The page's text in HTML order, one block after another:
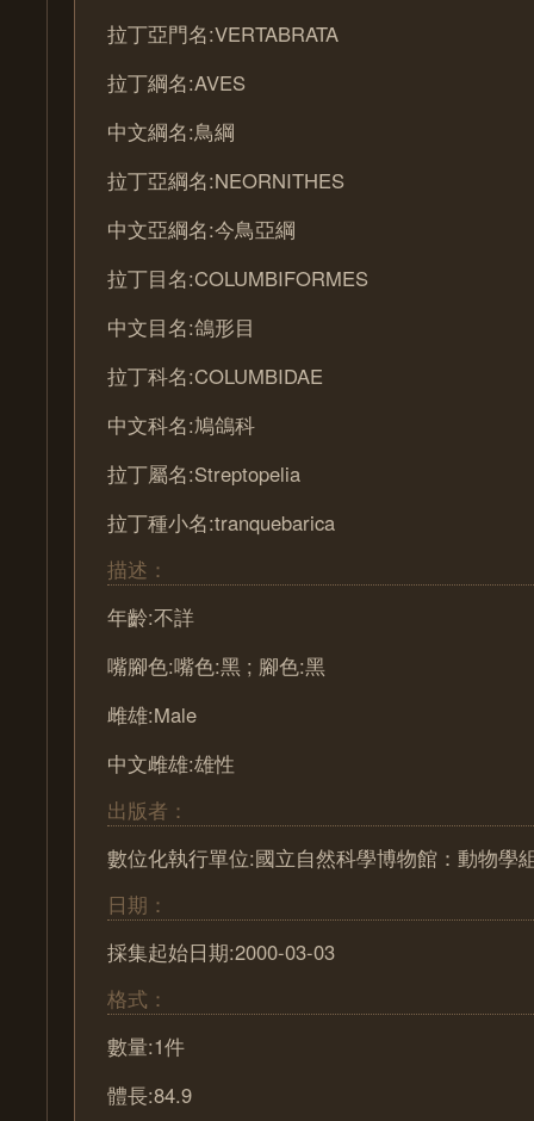
拉丁亞門名:VERTABRATA
拉丁綱名:AVES
中文綱名:鳥綱
拉丁亞綱名:NEORNITHES
中文亞綱名:今鳥亞綱
拉丁目名:COLUMBIFORMES
中文目名:鴿形目
拉丁科名:COLUMBIDAE
中文科名:鳩鴿科
拉丁屬名:Streptopelia
拉丁種小名:tranquebarica
描述：
年齡:不詳
嘴腳色:嘴色:黑 ; 腳色:黑
雌雄:Male
中文雌雄:雄性
出版者：
數位化執行單位:國立自然科學博物館：動物學
日期：
採集起始日期:2000-03-03
格式：
數量:1件
體長:84.9